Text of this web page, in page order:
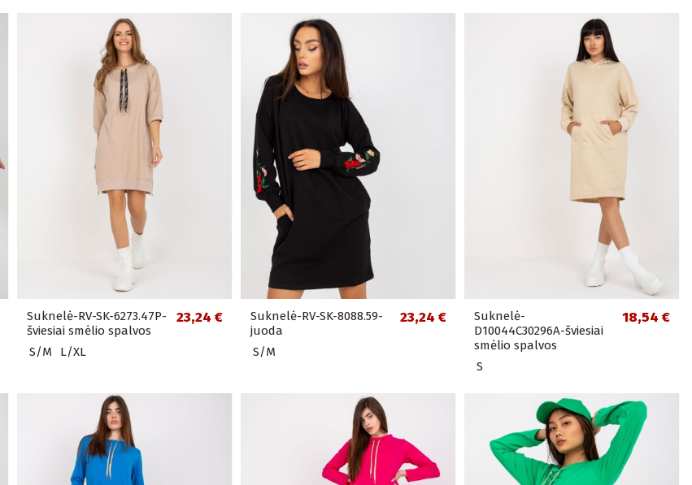
Suknelė-RV-SK-6273.47P-
šviesiai smėlio spalvos
23,24 €
S/M L/XL
Suknelė-RV-SK-8088.59-
juoda
23,24 €
S/M
Suknelė-
D10044C30296A-šviesiai
smėlio spalvos
18,54 €
S